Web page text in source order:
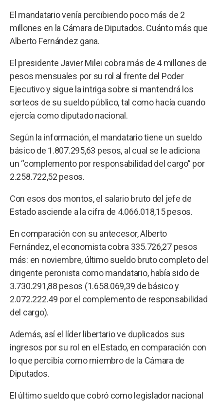
El mandatario venía percibiendo poco más de 2
millones en la Cámara de Diputados. Cuánto más que
Alberto Fernández gana.
El presidente Javier Milei cobra más de 4 millones de
pesos mensuales por su rol al frente del Poder
Ejecutivo y sigue la intriga sobre si mantendrá los
sorteos de su sueldo público, tal como hacía cuando
ejercía como diputado nacional.
Según la información, el mandatario tiene un sueldo
básico de 1.807.295,63 pesos, al cual se le adiciona
un “complemento por responsabilidad del cargo” por
2.258.722,52 pesos.
Con esos dos montos, el salario bruto del jefe de
Estado asciende a la cifra de 4.066.018,15 pesos.
En comparación con su antecesor, Alberto
Fernández, el economista cobra 335.726,27 pesos
más: en noviembre, último sueldo bruto completo del
dirigente peronista como mandatario, había sido de
3.730.291,88 pesos (1.658.069,39 de básico y
2.072.222.49 por el complemento de responsabilidad
del cargo).
Además, así el líder libertario ve duplicados sus
ingresos por su rol en el Estado, en comparación con
lo que percibía como miembro de la Cámara de
Diputados.
El último sueldo que cobró como legislador nacional